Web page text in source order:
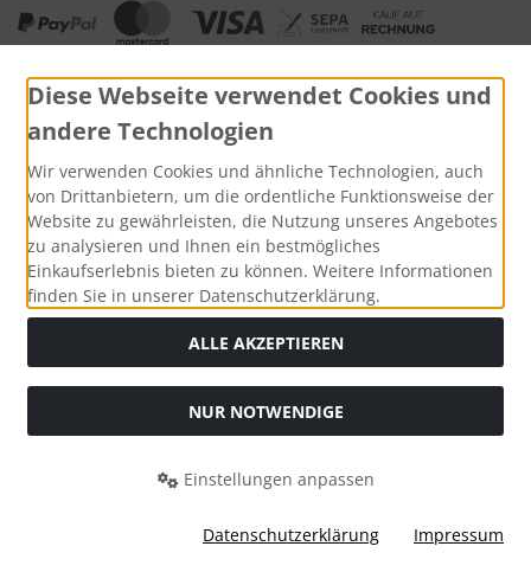
Widerrufsformular
Alle Preise inkl. gesetzl. MwSt. zzgl.Versandkosten. Die
bei kegelmarkt.de.
Diese Webseite verwendet Cookies und
andere Technologien
Wir verwenden Cookies und ähnliche Technologien, auch
von Drittanbietern, um die ordentliche Funktionsweise der
Website zu gewährleisten, die Nutzung unseres Angebotes
zu analysieren und Ihnen ein bestmögliches
Einkaufserlebnis bieten zu können. Weitere Informationen
finden Sie in unserer Datenschutzerklärung.
ALLE AKZEPTIEREN
NUR NOTWENDIGE
Einstellungen anpassen
Datenschutzerklärung Impressum